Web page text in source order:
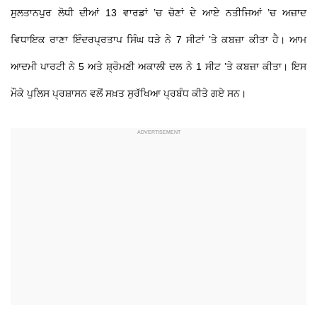
ਸੁਲਤਾਨਪੁਰ ਲੋਧੀ ਦੀਆਂ 13 ਵਾਰਡਾਂ ’ਚ ਚੋਣਾਂ ਦੇ ਆਏ ਨਤੀਜਿਆਂ ’ਚ ਅਜ਼ਾਦ
ਵਿਧਾਇਕ ਰਾਣਾ ਇੰਦਰਪ੍ਰਤਾਪ ਸਿੰਘ ਧੜੇ ਨੇ 7 ਸੀਟਾਂ ’ਤੇ ਕਬਜ਼ਾ ਕੀਤਾ ਹੈ। ਆਮ
ਆਦਮੀ ਪਾਰਟੀ ਨੇ 5 ਅਤੇ ਸ਼੍ਰੋਮਣੀ ਅਕਾਲੀ ਦਲ ਨੇ 1 ਸੀਟ ’ਤੇ ਕਬਜ਼ਾ ਕੀਤਾ। ਇਸ
ਮੌਕੇ ਪੁਲਿਸ ਪ੍ਰਸ਼ਾਸਨ ਵਲੋਂ ਸਖ਼ਤ ਸੁਰੱਖਿਆ ਪ੍ਰਬੰਧ ਕੀਤੇ ਗਏ ਸਨ।